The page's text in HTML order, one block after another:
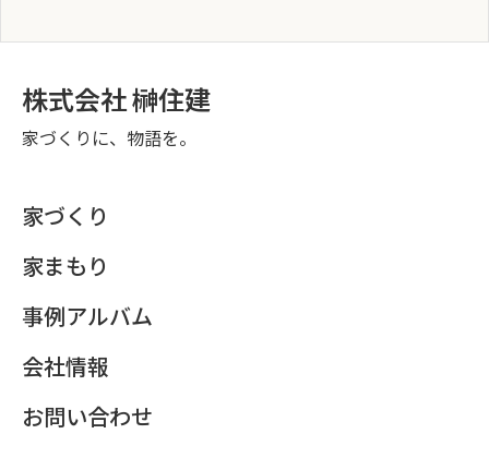
株式会社 榊住建
家づくりに、物語を。
家づくり
家まもり
事例アルバム
会社情報
お問い合わせ